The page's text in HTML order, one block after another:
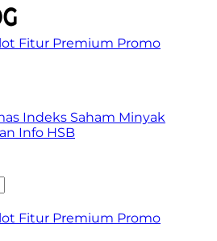
Fitur Premium Promo
Indeks Saham Minyak
Info HSB
Fitur Premium Promo